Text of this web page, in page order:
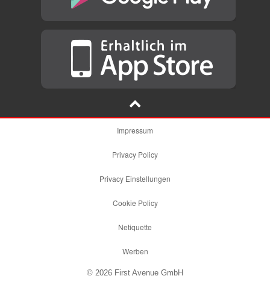
Impressum
Privacy Policy
Privacy Einstellungen
Cookie Policy
Netiquette
Werben
© 2026 First Avenue GmbH